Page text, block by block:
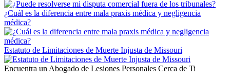
¿Cuál es la diferencia entre mala praxis médica y negligencia
médica?
Estatuto de Limitaciones de Muerte Injusta de Missouri
Encuentra un Abogado de Lesiones Personales Cerca de Ti